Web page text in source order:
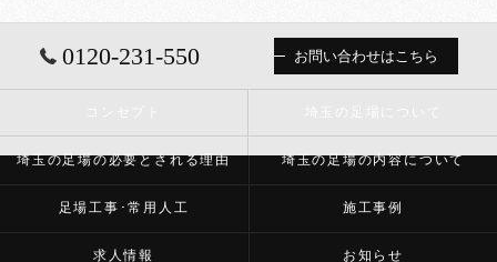
0120-231-550 お問い合わせはこちら
埼玉の足場の必要とされる理由 埼玉の足場の内容について
足場工事･常用人工 施工事例
求人情報 お知らせ